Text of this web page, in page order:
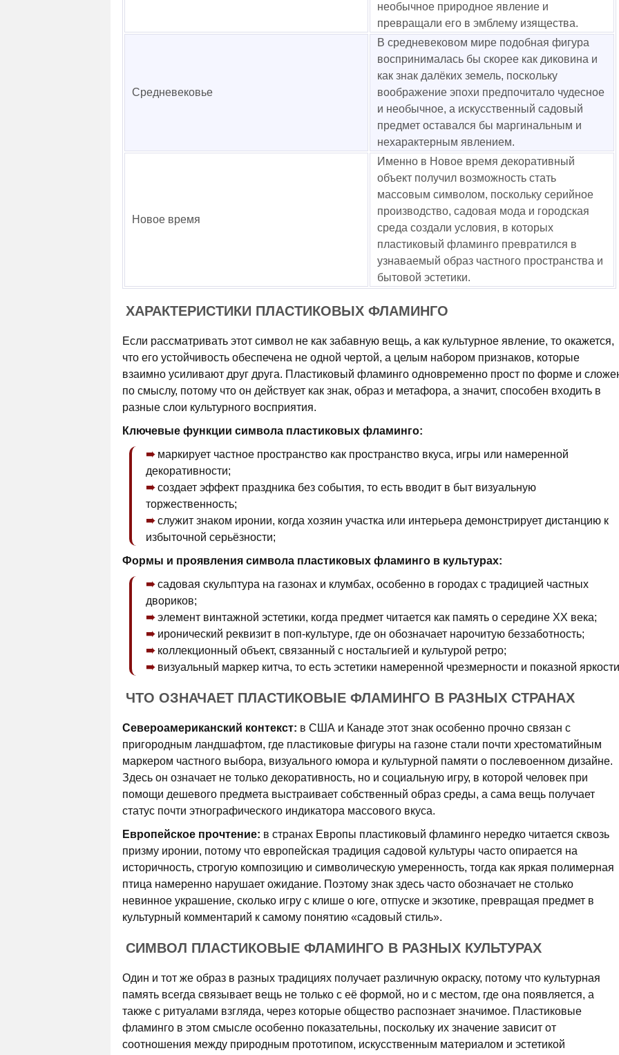
необычное природное явление и
превращали его в эмблему изящества.
Средневековье
В средневековом мире подобная фигура
воспринималась бы скорее как диковина и
как знак далёких земель, поскольку
воображение эпохи предпочитало чудесное
и необычное, а искусственный садовый
предмет оставался бы маргинальным и
нехарактерным явлением.
Новое время
Именно в Новое время декоративный
объект получил возможность стать
массовым символом, поскольку серийное
производство, садовая мода и городская
среда создали условия, в которых
пластиковый фламинго превратился в
узнаваемый образ частного пространства и
бытовой эстетики.
ХАРАКТЕРИСТИКИ ПЛАСТИКОВЫХ ФЛАМИНГО
Если рассматривать этот символ не как забавную вещь, а как культурное явление, то окажется,
что его устойчивость обеспечена не одной чертой, а целым набором признаков, которые
взаимно усиливают друг друга. Пластиковый фламинго одновременно прост по форме и
по смыслу, потому что он действует как знак, образ и метафора, а значит, способен входить в
разные слои культурного восприятия.
Ключевые функции символа пластиковых фламинго:
маркирует частное пространство как пространство вкуса, игры или намеренной
декоративности;
создает эффект праздника без события, то есть вводит в быт визуальную
торжественность;
служит знаком иронии, когда хозяин участка или интерьера демонстрирует дистанцию к
избыточной серьёзности;
Формы и проявления символа пластиковых фламинго в культурах:
садовая скульптура на газонах и клумбах, особенно в городах с традицией частных
двориков;
элемент винтажной эстетики, когда предмет читается как память о середине XX века;
иронический реквизит в поп-культуре, где он обозначает нарочитую беззаботность;
коллекционный объект, связанный с ностальгией и культурой ретро;
визуальный маркер китча, то есть эстетики намеренной чрезмерности и показной
ЧТО ОЗНАЧАЕТ ПЛАСТИКОВЫЕ ФЛАМИНГО В РАЗНЫХ СТРАНАХ
Североамериканский контекст: в США и Канаде этот знак особенно прочно связан с
пригородным ландшафтом, где пластиковые фигуры на газоне стали почти хрестоматийным
маркером частного выбора, визуального юмора и культурной памяти о послевоенном дизайне.
Здесь он означает не только декоративность, но и социальную игру, в которой человек при
помощи дешевого предмета выстраивает собственный образ среды, а сама вещь получает
статус почти этнографического индикатора массового вкуса.
Европейское прочтение: в странах Европы пластиковый фламинго нередко читается сквозь
призму иронии, потому что европейская традиция садовой культуры часто опирается на
историчность, строгую композицию и символическую умеренность, тогда как яркая полимерная
птица намеренно нарушает ожидание. Поэтому знак здесь часто обозначает не столько
невинное украшение, сколько игру с клише о юге, отпуске и экзотике, превращая предмет в
культурный комментарий к самому понятию «садовый стиль».
СИМВОЛ ПЛАСТИКОВЫЕ ФЛАМИНГО В РАЗНЫХ КУЛЬТУРАХ
Один и тот же образ в разных традициях получает различную окраску, потому что культурная
память всегда связывает вещь не только с её формой, но и с местом, где она появляется, а
также с ритуалами взгляда, через которые общество распознает значимое. Пластиковые
фламинго в этом смысле особенно показательны, поскольку их значение зависит от
соотношения между природным прототипом, искусственным материалом и эстетикой